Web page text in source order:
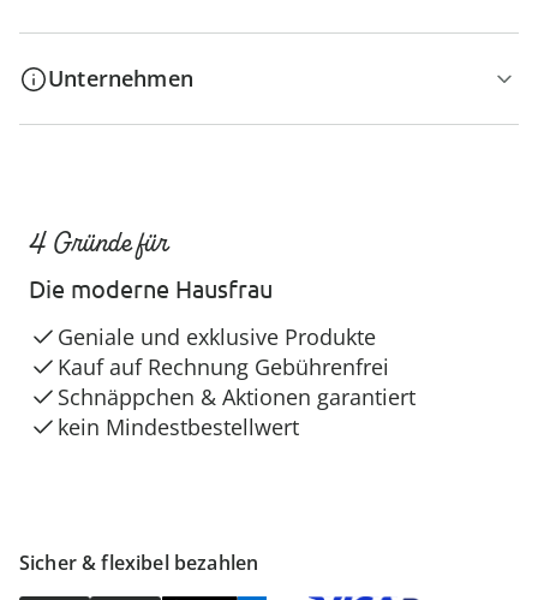
Unternehmen
Sicher & flexibel bezahlen
4 Gründe für
Die moderne Hausfrau
Geniale und exklusive Produkte
Kauf auf Rechnung Gebührenfrei
Schnäppchen & Aktionen garantiert
kein Mindestbestellwert